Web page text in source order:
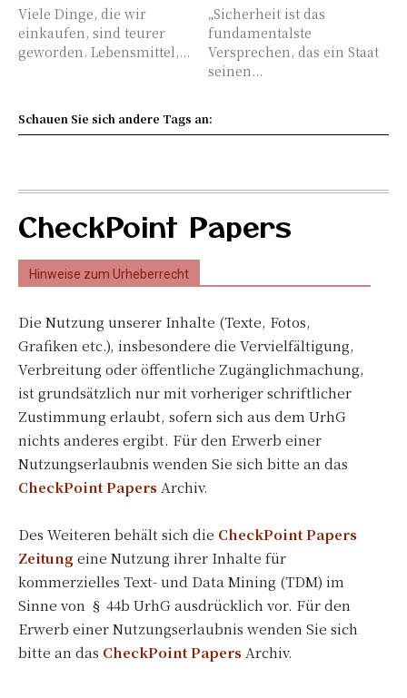
Viele Dinge, die wir
einkaufen, sind teurer
geworden. Lebensmittel,...
„Sicherheit ist das
fundamentalste
Versprechen, das ein Staat
seinen...
Schauen Sie sich andere Tags an:
CheckPoint Papers
Hinweise zum Urheberrecht
Die Nutzung unserer Inhalte (Texte, Fotos,
Grafiken etc.), insbesondere die Vervielfältigung,
Verbreitung oder öffentliche Zugänglichmachung,
ist grundsätzlich nur mit vorheriger schriftlicher
Zustimmung erlaubt, sofern sich aus dem UrhG
nichts anderes ergibt. Für den Erwerb einer
Nutzungserlaubnis wenden Sie sich bitte an das
CheckPoint Papers Archiv.
Des Weiteren behält sich die CheckPoint Papers
Zeitungeine Nutzung ihrer Inhalte für
kommerzielles Text- und Data Mining (TDM) im
Sinne von § 44b UrhG ausdrücklich vor. Für den
Erwerb einer Nutzungserlaubnis wenden Sie sich
bitte an das CheckPoint Papers Archiv.